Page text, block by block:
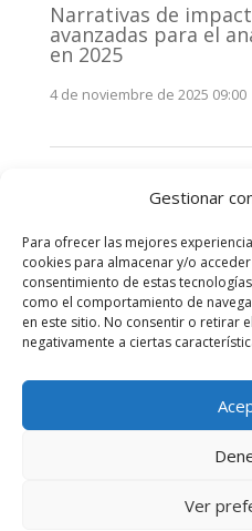
Gestionar
Para ofrecer las mejores
cookies para almacenar y/o
consentimiento de estas
como el comportamiento de
en este sitio. No consentir o retirar
negativamente a ciertas
Ver
Narrativas de
avanzadas para el
en 2025
4 de noviembre de 2025 09:00
stakeholders en
3 de noviembre de 2025 09:00
Comentarios
Elegant